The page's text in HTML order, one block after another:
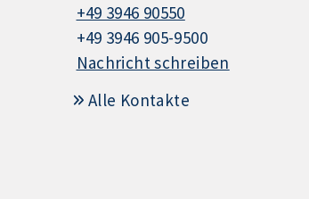
+49 3946 90550
+49 3946 905-9500
Nachricht schreiben
Alle Kontakte